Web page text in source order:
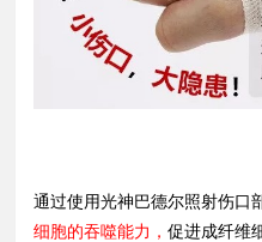
通过使用光神巴德尔照射伤口
细胞的吞噬能力，促进成纤维